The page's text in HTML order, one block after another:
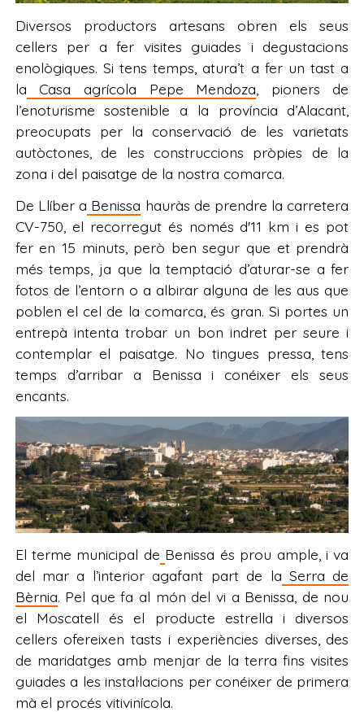
Diversos productors artesans obren els seus
cellers per a fer visites guiades i degustacions
enològiques. Si tens temps, atura’t a fer un tast a
la Casa agrícola Pepe Mendoza , pioners de
l’enoturisme sostenible a la província d’Alacant,
preocupats per la conservació de les varietats
autòctones, de les construccions pròpies de la
zona i del paisatge de la nostra comarca.
De Llíber a Benissa hauràs de prendre la carretera
CV-750, el recorregut és només d'11 km i es pot
fer en 15 minuts, però ben segur que et prendrà
més temps, ja que la temptació d’aturar-se a fer
fotos de l’entorn o a albirar alguna de les aus que
poblen el cel de la comarca, és gran. Si portes un
entrepà intenta trobar un bon indret per seure i
contemplar el paisatge. No tingues pressa, tens
temps d’arribar a Benissa i conéixer els seus
encants.
El terme municipal de Benissa és prou ample, i va
del mar a l’interior agafant part de la Serra de
Bèrnia. Pel que fa al món del vi a Benissa, de nou
el Moscatell és el producte estrella i diversos
cellers ofereixen tasts i experiències diverses, des
de maridatges amb menjar de la terra fins visites
guiades a les instal·lacions per conéixer de primera
mà el procés vitivinícola.